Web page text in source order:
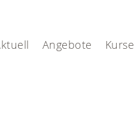
Angebote Kurse